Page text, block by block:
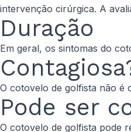
intervenção cirúrgica. A
Duração
Em geral, os sintomas do
O cotovelo de golfista não é
Pode ser
O cotovelo de golfista pode